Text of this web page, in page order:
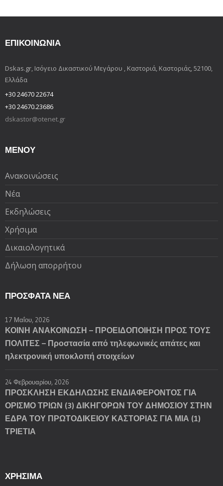
ΕΠΙΚΟΙΝΩΝΊΑ
Dskas.gr, Ισόγειο Δικαστικού Μεγάρου , Καστοριά, Καστοριάς, 52100,
Ελλάδα
+30 24670 22674
+30 24670.23686
dskastor@otenet.gr
ΜΕΝΟΥ
Ανακοινώσεις
Νέα
Εκδηλώσεις
Χρήσιμα
Δικαιολογητικά
Δήλωση απορρήτου
ΠΡΌΣΦΑΤΑ ΝΈΑ
17 Μαΐου, 2026
ΚΟΙΝΗ ΑΝΑΚΟΙΝΩΣΗ – ΠΡΟΕΙΔΟΠΟΙΗΣΗ ΠΡΟΣ ΤΟΥΣ
ΠΟΛΙΤΕΣ – Προστασία από τηλεφωνικές απάτες και
ηλεκτρονική υποκλοπή στοιχείων
24 Φεβρουαρίου, 2026
ΠΡΟΣΚΛΗΣΗ ΕΚΔΗΛΩΣΗΣ ΕΝΔΙΑΦΕΡΟΝΤΟΣ ΓΙΑ
ΟΡΙΣΜΟ ΤΡΙΩΝ (3) ΔΙΚΗΓΟΡΩΝ ΤΟΥ ΔΗΜΟΣΙΟΥ ΣΤΗΝ
ΕΔΡΑ ΤΟΥ ΠΡΩΤΟΔΙΚΕΙΟΥ ΚΑΣΤΟΡΙΑΣ ΓΙΑ ΜΙΑ (1)
ΤΡΙΕΤΙΑ
ΧΡΗΣΙΜΑ